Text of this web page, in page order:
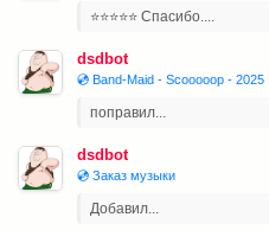
⭐⭐⭐⭐⭐ Спасибо....
dsdbot
💿 Band-Maid - Scooooop - 2025
поправил...
dsdbot
💿 Заказ музыки
Добавил...